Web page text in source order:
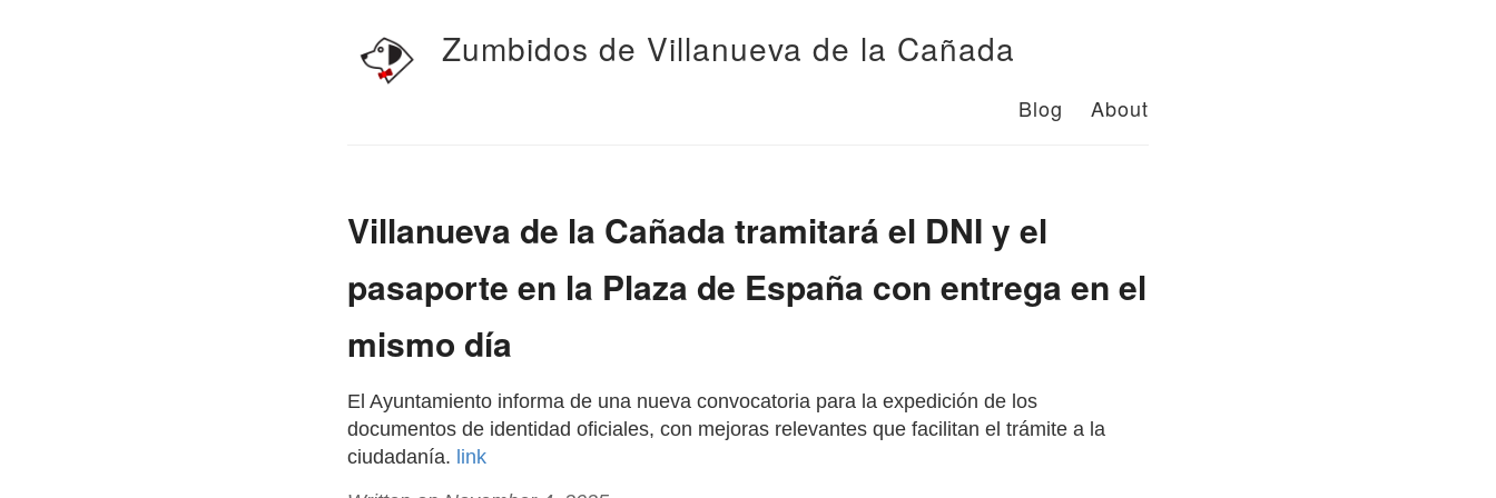
Zumbidos de Villanueva de la Cañada
Blog About
Villanueva de la Cañada tramitará el DNI y el
pasaporte en la Plaza de España con entrega en el
mismo día
El Ayuntamiento informa de una nueva convocatoria para la expedición de los
documentos de identidad oficiales, con mejoras relevantes que facilitan el trámite a la
ciudadanía. link